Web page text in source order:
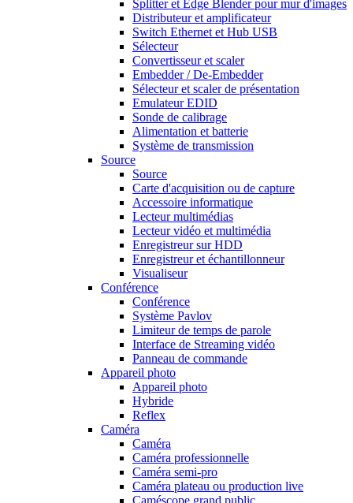
Splitter et Edge Blender pour mur d'images
Distributeur et amplificateur
Switch Ethernet et Hub USB
Sélecteur
Convertisseur et scaler
Embedder / De-Embedder
Sélecteur et scaler de présentation
Emulateur EDID
Sonde de calibrage
Alimentation et batterie
Système de transmission
Source
Source
Carte d'acquisition ou de capture
Accessoire informatique
Lecteur multimédias
Lecteur vidéo et multimédia
Enregistreur sur HDD
Enregistreur et échantillonneur
Visualiseur
Conférence
Conférence
Système Pavlov
Limiteur de temps de parole
Interface de Streaming vidéo
Panneau de commande
Appareil photo
Appareil photo
Hybride
Reflex
Caméra
Caméra
Caméra professionnelle
Caméra semi-pro
Caméra plateau ou production live
Caméscope grand public